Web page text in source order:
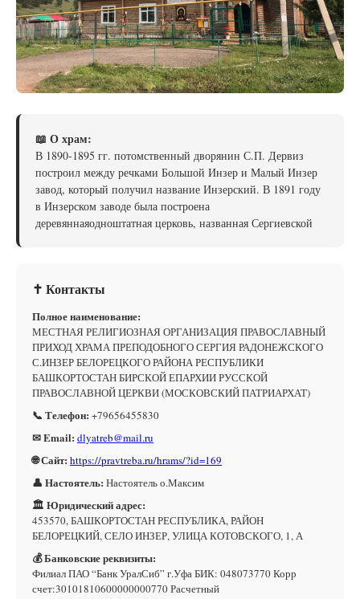
📖 О храм:
В 1890-1895 гг. потомственный дворянин С.П. Дервиз
построил между речками Большой Инзер и Малый Инзер
завод, который получил название Инзерский. В 1891 году
в Инзерском заводе была построена
деревяннаяодноштатная церковь, названная Сергиевской
✝ Контакты
Полное наименование:
МЕСТНАЯ РЕЛИГИОЗНАЯ ОРГАНИЗАЦИЯ ПРАВОСЛАВНЫЙ
ПРИХОД ХРАМА ПРЕПОДОБНОГО СЕРГИЯ РАДОНЕЖСКОГО
С.ИНЗЕР БЕЛОРЕЦКОГО РАЙОНА РЕСПУБЛИКИ
БАШКОРТОСТАН БИРСКОЙ ЕПАРХИИ РУССКОЙ
ПРАВОСЛАВНОЙ ЦЕРКВИ (МОСКОВСКИЙ ПАТРИАРХАТ)
📞 Телефон: +79656455830
✉ Email: dlyatreb@mail.ru
🌐 Сайт: https://pravtreba.ru/hrams/?id=169
👤 Настоятель: Настоятель о.Максим
🏛 Юридический адрес:
453570, БАШКОРТОСТАН РЕСПУБЛИКА, РАЙОН
БЕЛОРЕЦКИЙ, СЕЛО ИНЗЕР, УЛИЦА КОТОВСКОГО, 1, А
💰 Банковские реквизиты:
Филиал ПАО “Банк УралСиб” г.Уфа БИК: 048073770 Корр
счет:30101810600000000770 Расчетный